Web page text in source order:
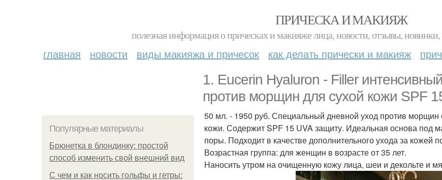
ПРИЧЕСКА И МАКИЯЖ
полезная информация о прическах и макияже лица, новости, отзывы, новинки,
главная новости виды макияжа и причесок как делать прически и макияж
1. Eucerin Hyaluron - Filler
против морщин для сухой кожи SPF
Популярные материалы
Брюнетка в блондинку: простой
способ изменить свой внешний вид
С чем и как носить гольфы и гетры:
50 мл. - 1950 руб. Специальный дневной уход против морщин
кожи. Содержит SPF 15 UVA защиту. Идеальная основа под
поры. Подходит в качестве дополнительного ухода за кожей
Возрастная группа: для женщин в возрасте от 35 лет.
Наносить утром на очищенную кожу лица, шеи и декольте и